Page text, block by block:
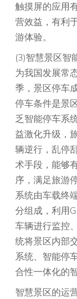
触摸屏的应用
营效益，有利
游体验。
(3)智慧景区智
为我国发展常
季，景区停车
停车条件是景
乏智能停车系
益激化升级，
辆逆行，乱停
术手段，能够
序，满足旅游
系统由车载终
分组成，利用
车辆进行监控
统将景区内部
系统、智能停
合性一体化的
智慧景区的运